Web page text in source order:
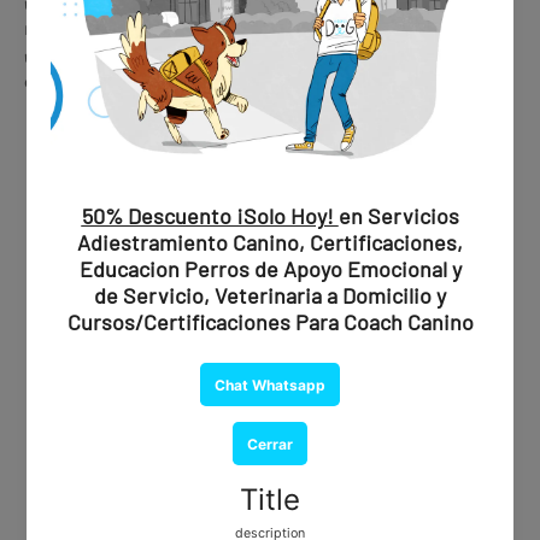
restricciones
✔️ Diseño metálico premium, duradero y elegante para el
collar o arnés
🩺 Consulta de Valoración
Psiquiátrica